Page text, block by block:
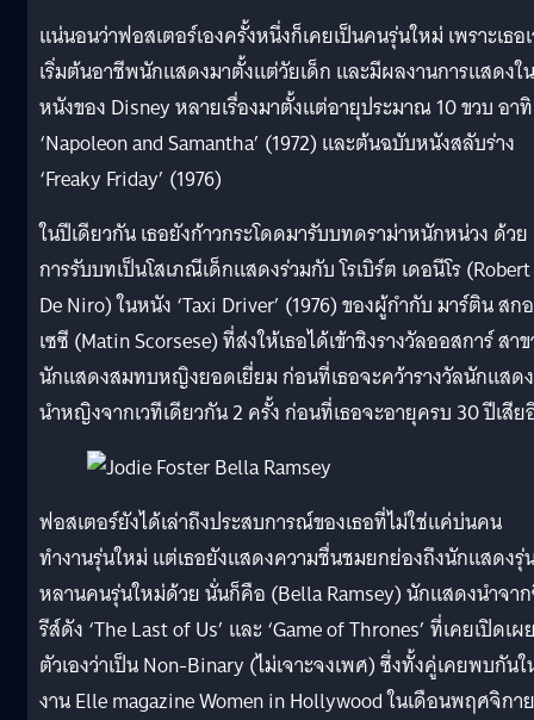
แน่นอนว่าฟอสเตอร์เองครั้งหนึ่งก็เคยเป็นคนรุ่นใหม่ เพราะเธอ
เริ่มต้นอาชีพนักแสดงมาตั้งแต่วัยเด็ก และมีผลงานการแสดงใน
หนังของ Disney หลายเรื่องมาตั้งแต่อายุประมาณ 10 ขวบ อาทิ
‘Napoleon and Samantha’ (1972) และต้นฉบับหนังสลับร่าง
‘Freaky Friday’ (1976)
ในปีเดียวกัน เธอยังก้าวกระโดดมารับบทดราม่าหนักหน่วง ด้วย
การรับบทเป็นโสเภณีเด็กแสดงร่วมกับ โรเบิร์ต เดอนีโร (Robert
De Niro) ในหนัง ‘Taxi Driver’ (1976) ของผู้กำกับ มาร์ติน สก
เซซี (Matin Scorsese) ที่ส่งให้เธอได้เข้าชิงรางวัลออสการ์ สา
นักแสดงสมทบหญิงยอดเยี่ยม ก่อนที่เธอจะคว้ารางวัลนักแสดง
นำหญิงจากเวทีเดียวกัน 2 ครั้ง ก่อนที่เธอจะอายุครบ 30 ปีเสีย
ฟอสเตอร์ยังได้เล่าถึงประสบการณ์ของเธอที่ไม่ใช่แค่บ่นคน
ทำงานรุ่นใหม่ แต่เธอยังแสดงความชื่นชมยกย่องถึงนักแสดงรุ่
หลานคนรุ่นใหม่ด้วย นั่นก็คือ (Bella Ramsey) นักแสดงนำจา
รีส์ดัง ‘The Last of Us’ และ ‘Game of Thrones’ ที่เคยเปิดเผ
ตัวเองว่าเป็น Non-Binary (ไม่เจาะจงเพศ) ซึ่งทั้งคู่เคยพบกัน
งาน Elle magazine Women in Hollywood ในเดือนพฤศจิกา